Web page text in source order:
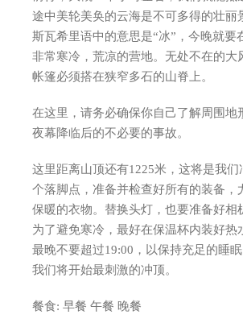
途中美轮美奂的云海是不可多得的壮丽
斯瓦希里语中的意思是“冰”，今晚就要
非常寒冷，荒凉的营地。无处不在的大
帐篷必须搭在狭窄多石的山脊上。
在这里，请务必确保你自己了解周围地
夜幕降临后的不必要的事故。
这里距离山顶还有1225米，这将是我们
个落脚点，准备并检查好所有的装备，
保暖的衣物。替换头灯，也要准备好相
为了避免寒冷，最好在保温杯内装好热
最晚不要超过19:00，以保持充足的睡
我们将开始最刺激的冲顶。
餐食: 早餐 午餐 晚餐